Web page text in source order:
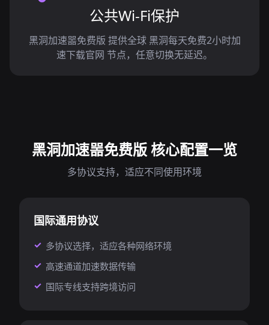
公共Wi-Fi保护
黑洞加速噐免费版 提供全球 黑洞每天免费2小时加
速下载官网 节点，任意切换无延迟。
黑洞加速噐免费版 核心配置一览
多协议支持，适应不同使用环境
国际通用协议
多协议选择，适应各种网络环境
高速通道加速数据传输
国际专线支持跨境访问